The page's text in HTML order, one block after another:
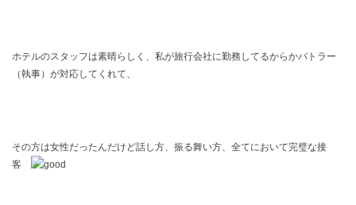
ホテルのスタッフは素晴らしく、私が旅行会社に勤務してるからかバトラー
（執事）が対応してくれて、
その方は女性だったんだけど話し方、振る舞い方、全てにおいて完璧な接
客